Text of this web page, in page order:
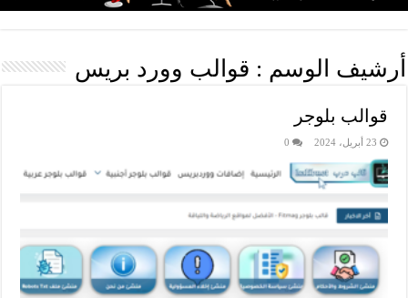
أرشيف الوسم : قوالب وورد بريس
قوالب بلوجر
23 أبريل، 2024 0